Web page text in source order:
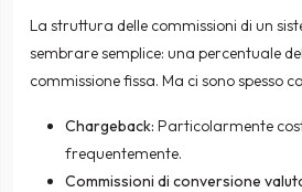
La struttura delle commissioni di un
sembrare semplice: una percentuale
commissione fissa. Ma ci sono spesso
Chargeback: Particolarmente
frequentemente.
Commissioni di conversione